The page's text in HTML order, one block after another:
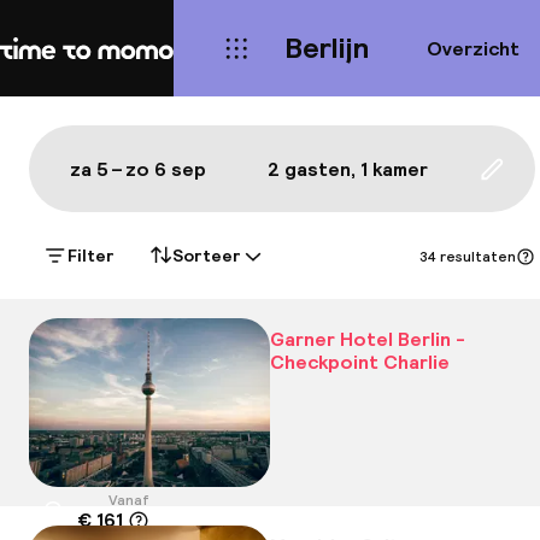
Home Berlijn Overzicht
Kaart Berlijn: de beste hotels
Toon op de kaart:
za 5 – zo 6 sep 2 gasten, 1 kamer
Filter Sorteer 34 resultaten
Garner Hotel Berlin -
Checkpoint Charlie
Locatie
Vanaf
€ 161